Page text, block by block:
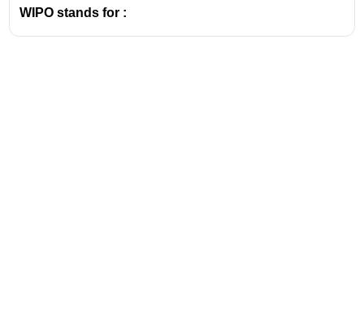
WIPO stands for :